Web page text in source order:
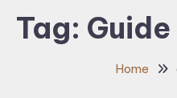
Tag:
Home